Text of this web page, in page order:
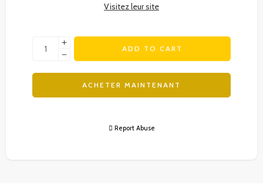
Visitez leur site
ADD TO CART
ACHETER MAINTENANT
Report Abuse